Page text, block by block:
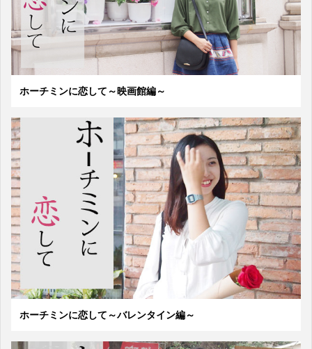
ホーチミンに恋して～映画館編～
ホーチミンに恋して～バレンタイン編～